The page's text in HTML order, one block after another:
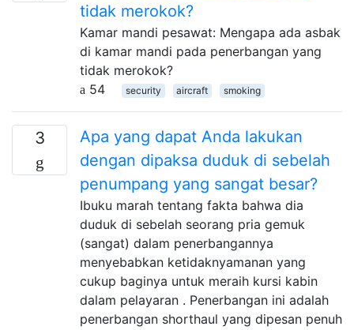
tidak merokok?
Kamar mandi pesawat: Mengapa ada asbak
di kamar mandi pada penerbangan yang
tidak merokok?
54
security aircraft smoking
3
Apa yang dapat Anda lakukan
dengan dipaksa duduk di sebelah
penumpang yang sangat besar?
Ibuku marah tentang fakta bahwa dia
duduk di sebelah seorang pria gemuk
(sangat) dalam penerbangannya
menyebabkan ketidaknyamanan yang
cukup baginya untuk meraih kursi kabin
dalam pelayaran . Penerbangan ini adalah
penerbangan shorthaul yang dipesan penuh